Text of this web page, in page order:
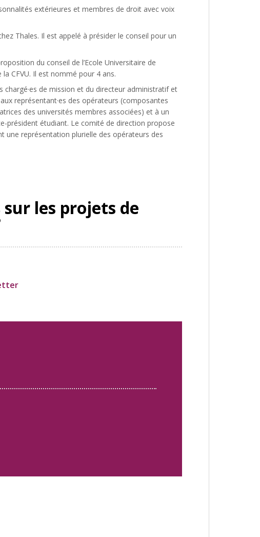
extérieures et membres de droit avec voix
Thales. Il est appelé à présider le conseil pour un
du conseil de l’Ecole Universitaire de
CFVU. Il est nommé pour 4 ans.
de mission et du directeur administratif et
représentant·es des opérateurs (composantes
des universités membres associées) et à un
président étudiant. Le comité de direction propose
une représentation plurielle des opérateurs des
les projets de